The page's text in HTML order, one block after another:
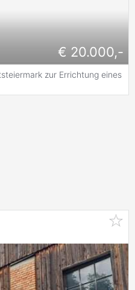
€ 20.000,-
zur Errichtung eines